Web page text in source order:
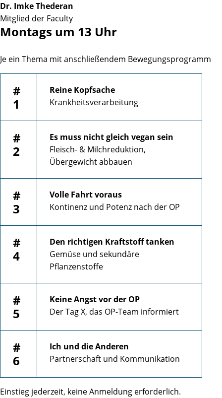
Dr. Imke Thederan
Mitglied der Faculty
Montags um 13 Uhr
Je ein Thema mit anschließendem Bewegungsprogramm
#
1
Reine Kopfsache
Krankheitsverarbeitung
#
2
Es muss nicht gleich vegan sein
Fleisch- & Milchreduktion,
Übergewicht abbauen
#
3
Volle Fahrt voraus
Kontinenz und Potenz nach der OP
#
4
Den richtigen Kraftstoff tanken
Gemüse und sekundäre
Pflanzenstoffe
#
5
Keine Angst vor der OP
Der Tag X, das OP-Team informiert
#
6
Ich und die Anderen
Partnerschaft und Kommunikation
Einstieg jederzeit, keine Anmeldung erforderlich.